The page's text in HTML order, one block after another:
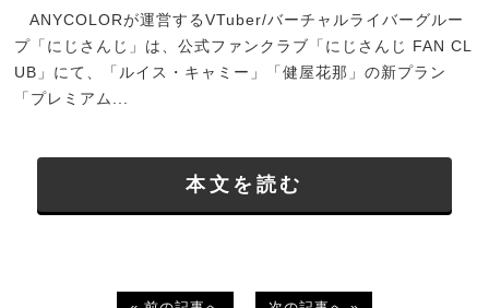
ANYCOLORが運営するVTuber/バーチャルライバーグルー
プ「にじさんじ」は、公式ファンクラブ「にじさんじ FAN CL
UB」にて、「ルイス・キャミー」「健屋花那」の新プラン
「プレミアム...
本文を読む